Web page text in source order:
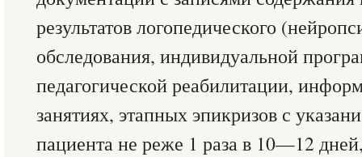
результатов логопедического
обследования, индивидуальной
педагогической реабилитации,
занятиях, этапных эпикризов с
пациента не реже 1 раза в 10—12